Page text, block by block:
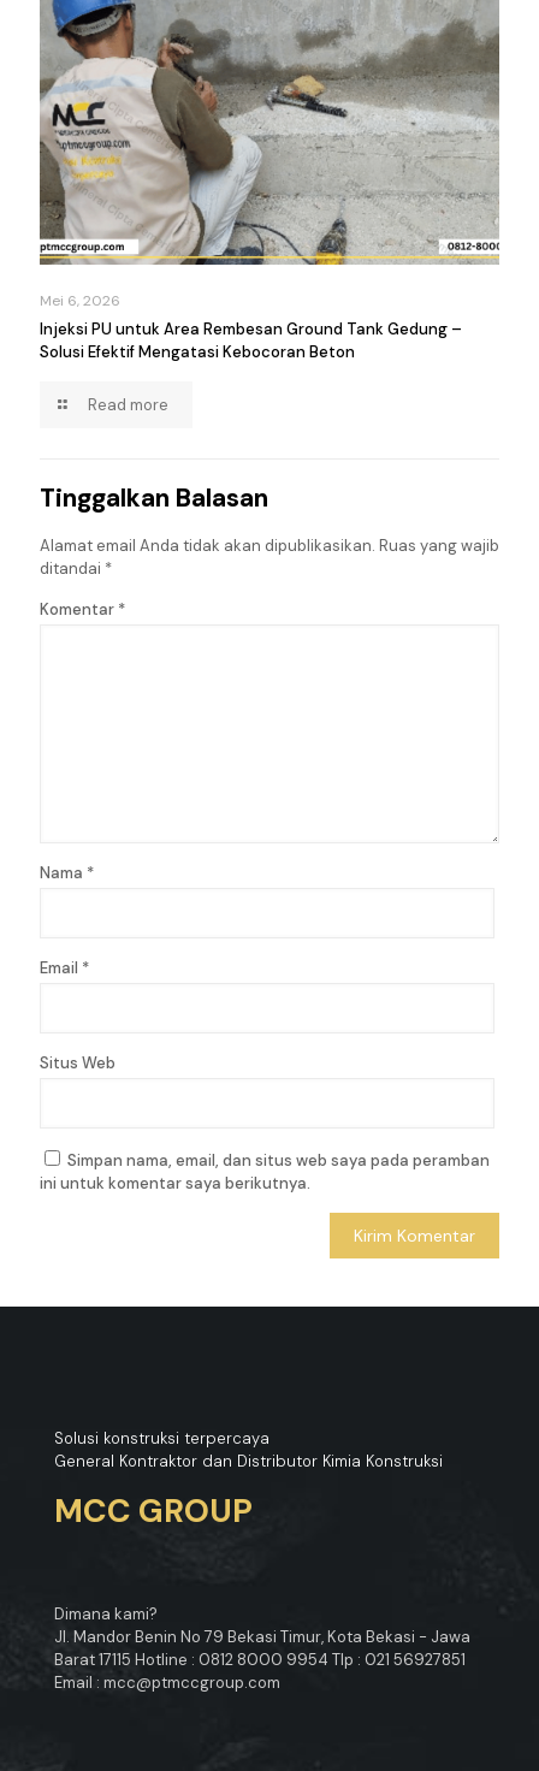
Mei 6, 2026
Injeksi PU untuk Area Rembesan Ground Tank Gedung –
Solusi Efektif Mengatasi Kebocoran Beton
Read more
Tinggalkan Balasan
Alamat email Anda tidak akan dipublikasikan. Ruas yang wajib
ditandai *
Komentar *
Nama *
Email *
Situs Web
Simpan nama, email, dan situs web saya pada peramban
ini untuk komentar saya berikutnya.
Solusi konstruksi terpercaya
General Kontraktor dan Distributor Kimia Konstruksi
MCC GROUP
Dimana kami?
Jl. Mandor Benin No 79 Bekasi Timur, Kota Bekasi - Jawa
Barat 17115 Hotline : 0812 8000 9954 Tlp : 021 56927851
Email : mcc@ptmccgroup.com